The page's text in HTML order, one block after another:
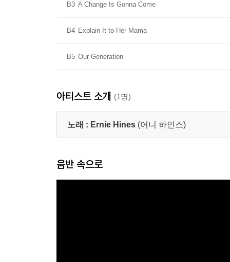
B3 A Change Is Gonna Come
B4 Explain It to Her Mama
B5 Our Generation
아티스트 소개 (1명)
노래 : Ernie Hines (어니 하인스)
음반 속으로